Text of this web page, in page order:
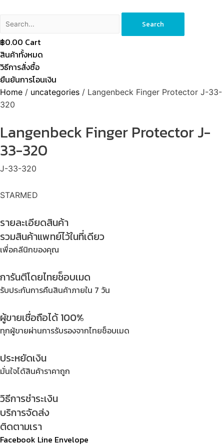
Search
฿0.00 Cart
สินค้าทั้งหมด
วิธีการสั่งซื้อ
ยืนยันการโอนเงิน
Home / uncategories / Langenbeck Finger Protector J-33-
320
Langenbeck Finger Protector J-
33-320
J-33-320
STARMED
รายละเอียดสินค้า
รวมสินค้าแพทย์ไว้ในที่เดียว
เพื่อคลีนิกของคุณ
การันตีโดยไทยช็อบเมด
รับประกันการคืนสินค้าภายใน 7 วัน
ผู้ขายเชื่อถือได้ 100%
ทุกผู้ขายผ่านการรับรองจากไทยช็อบเมด
ประหยัดเงิน
มั่นใจได้สินค้าราคาถูก
วิธีการชำระเงิน
บริการจัดส่ง
ติดตามเรา
Facebook Line Envelope